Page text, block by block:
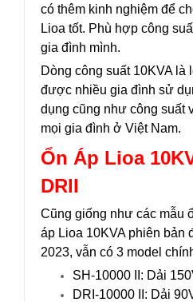
có thêm kinh nghiệm để
Lioa tốt. Phù hợp công
gia đình mình.
Dòng công suất 10KVA là
được nhiều gia đình sử
dụng cũng như công suất
mọi gia đình ở Việt Nam.
Ổn Áp Lioa
DRII
Cũng giống như các mẫu
áp Lioa 10KVA phiên bản
2023, vẫn có 3 model
SH-10000 II: Dải
DRI-10000 II: Dải